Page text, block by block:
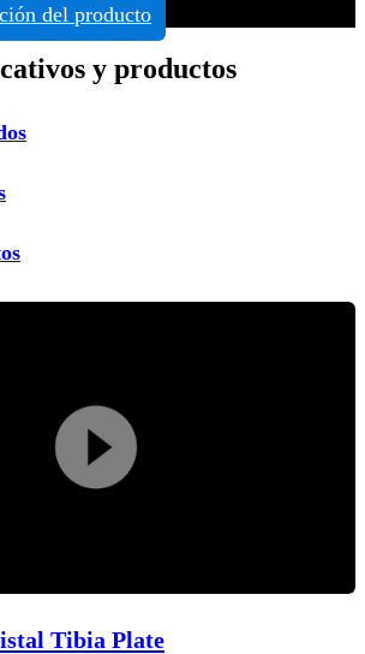
del producto
y productos
Play
Video
Tibia Plate